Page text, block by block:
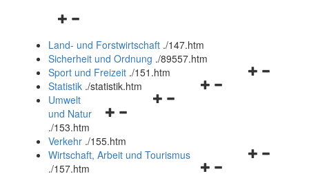
Navigationsmenü
und
schließen
Land- und Forstwirtschaft ./147.htm
Sicherheit und Ordnung ./89557.htm
Navigationsmenü
Sport und Freizeit ./151.htm
Navigationsmenü
Statistik ./statistik.htm
Navigationsmenü
und
schließen
Umwelt
und Natur
./153.htm
Verkehr ./155.htm
Navigationsmenü
Wirtschaft, Arbeit und Tourismus
./157.htm